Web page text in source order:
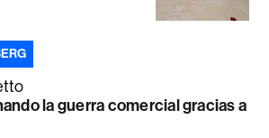
la guerra comercial gracias a